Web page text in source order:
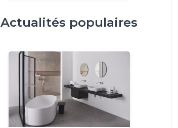
Actualités populaires